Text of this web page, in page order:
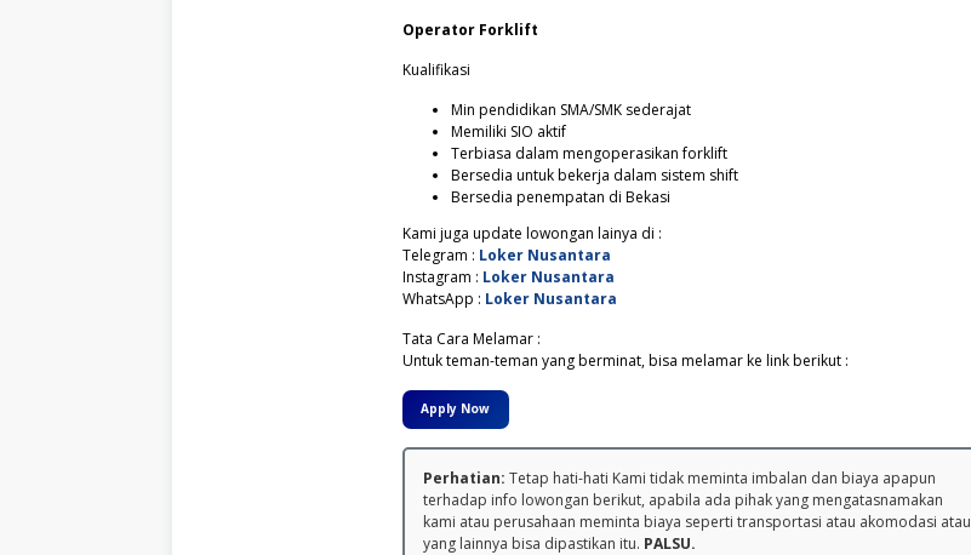
Operator Forklift
Kualifikasi
Min pendidikan SMA/SMK sederajat
Memiliki SIO aktif
Terbiasa dalam mengoperasikan forklift
Bersedia untuk bekerja dalam sistem shift
Bersedia penempatan di Bekasi
Kami juga update lowongan lainya di :
Telegram : Loker Nusantara
Instagram : Loker Nusantara
WhatsApp : Loker Nusantara
Tata Cara Melamar :
Untuk teman-teman yang berminat, bisa melamar ke link berikut :
Apply Now
Perhatian: Tetap hati-hati Kami tidak meminta imbalan dan biaya apapun
terhadap info lowongan berikut, apabila ada pihak yang mengatasnamakan
kami atau perusahaan meminta biaya seperti transportasi atau akomodasi atau
yang lainnya bisa dipastikan itu. PALSU.